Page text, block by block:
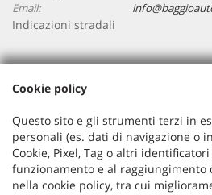
Email:
Indicazioni stradali
Dati fiscali:
Baggio Auto Srl
Viale Montegrappa, 20/a, Rossano
C.F/P.IVA:03251490243
Registro delle imprese:VI
Cookie policy
Questo sito e gli strumenti terzi in
personali (es. dati di navigazione o
Cookie, Pixel, Tag o altri
funzionamento e al raggiungimento
nella cookie policy, tra cui